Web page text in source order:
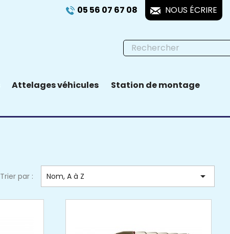
05 56 07 67 08 NOUS ÉCRIRE
Attelages véhicules
Station de montage
Trier par : Nom, A à Z 